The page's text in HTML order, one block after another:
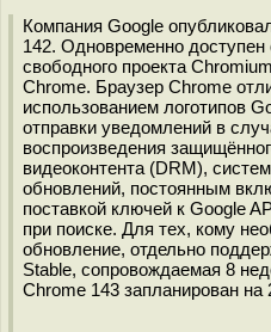
Компания Google
142. Одновременно
свободного проекта
Chrome. Браузер Chrome
использованием логотипов
отправки уведомлений в
воспроизведения
видеоконтента (DRM),
обновлений, постоянным
поставкой ключей к Google
при поиске. Для тех, кому
обновление, отдельно
Stable, сопровождаемая 8
Chrome 143 запланирован на